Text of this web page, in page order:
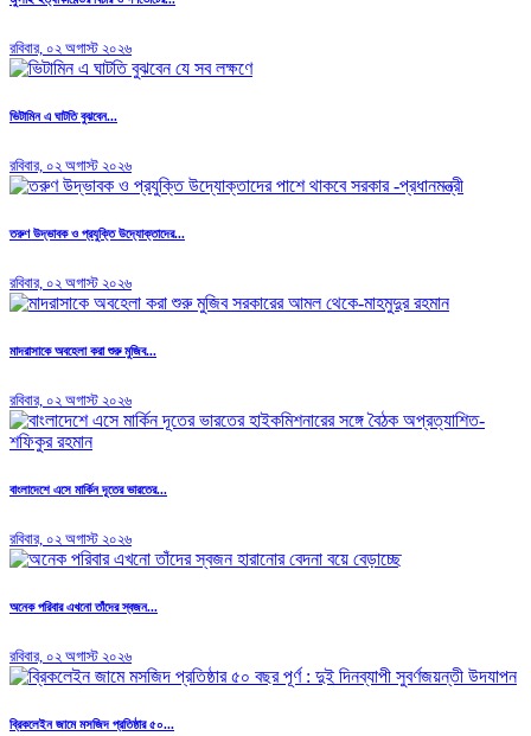
রবিবার, ০২ অগাস্ট ২০২৬
ভিটামিন এ ঘাটতি বুঝবেন...
রবিবার, ০২ অগাস্ট ২০২৬
তরুণ উদ্ভাবক ও প্রযুক্তি উদ্যোক্তাদের...
রবিবার, ০২ অগাস্ট ২০২৬
মাদরাসাকে অবহেলা করা শুরু মুজিব...
রবিবার, ০২ অগাস্ট ২০২৬
বাংলাদেশে এসে মার্কিন দূতের ভারতের...
রবিবার, ০২ অগাস্ট ২০২৬
অনেক পরিবার এখনো তাঁদের স্বজন...
রবিবার, ০২ অগাস্ট ২০২৬
ব্রিকলেইন জামে মসজিদ প্রতিষ্ঠার ৫০...